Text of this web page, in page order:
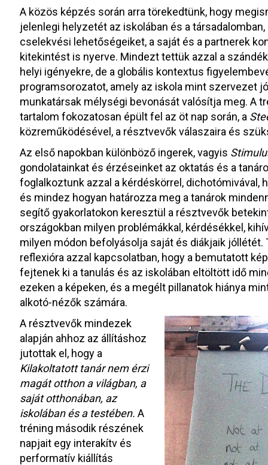
A közös képzés során arra törekedtünk, hogy
jelenlegi helyzetét az iskolában és a
cselekvési lehetőségeiket, a saját és a partnerek
kitekintést is nyerve. Mindezt tettük azzal a
helyi igényekre, de a globális kontextus
programsorozatot, amely az iskola mint szervezet
munkatársak mélységi bevonását valósítja meg. A
tartalom fokozatosan épült fel az öt nap során, a
közreműködésével, a résztvevők válaszaira és
Az első napokban különböző ingerek, vagyis
gondolatainkat és érzéseinket az oktatás és a
foglalkoztunk azzal a kérdéskörrel, dichotómivával,
és mindez hogyan határozza meg a tanárok
segítő gyakorlatokon keresztül a résztvevők
országokban milyen problémákkal, kérdésékkel,
milyen módon befolyásolja saját és diákjaik
reflexióra azzal kapcsolatban, hogy a bemutatott
fejtenek ki a tanulás és az iskolában eltöltött idő
ezeken a képeken, és a megélt pillanatok hiánya
alkotó-nézők számára.
A résztvevők mindezek
alapján ahhoz az állításhoz
jutottak el, hogy a
Kilakoltatott tanár nem érzi
magát otthon a világban, a
saját otthonában, az
iskolában és a testében. A
tréning második részének
napjait egy interakítv és
performatív kiállítás